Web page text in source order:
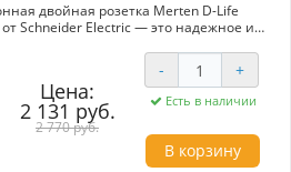
двойная розетка Merten D-Life
от Schneider Electric — это надежное и
линий в вашем доме или офисе.
дизайн в оттенке сахара
вписывается в любой интерьер,
ему современный вид. Данная
обеспечивает стабильное и
соединение, что особенно
для работы с интернет-телефонией и
Цена:
2 131 руб.
2 770 руб.
- +
Есть в наличии
В корзину